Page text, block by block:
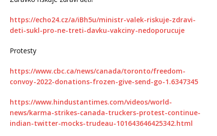
https://echo24.cz/a/iBh5u/ministr-valek-riskuje-zdravi-
deti-sukl-pro-ne-treti-davku-vakciny-nedoporucuje
Protesty
https://www.cbc.ca/news/canada/toronto/freedom-
convoy-2022-donations-frozen-give-send-go-1.6347345
https://www.hindustantimes.com/videos/world-
news/karma-strikes-canada-truckers-protest-continue-
indian-twitter-mocks-trudeau-101643646425342.html